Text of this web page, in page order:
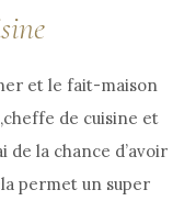
et le fait-maison
de cuisine et
de la chance d’avoir
permet un super